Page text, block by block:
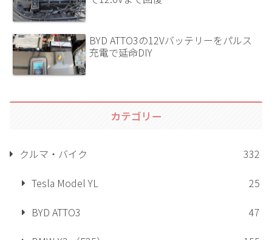
BYD ATTO3の12Vバッテリーをパルス
充電で延命DIY
カテゴリー
クルマ・バイク
332
Tesla Model YL
25
BYD ATTO3
47